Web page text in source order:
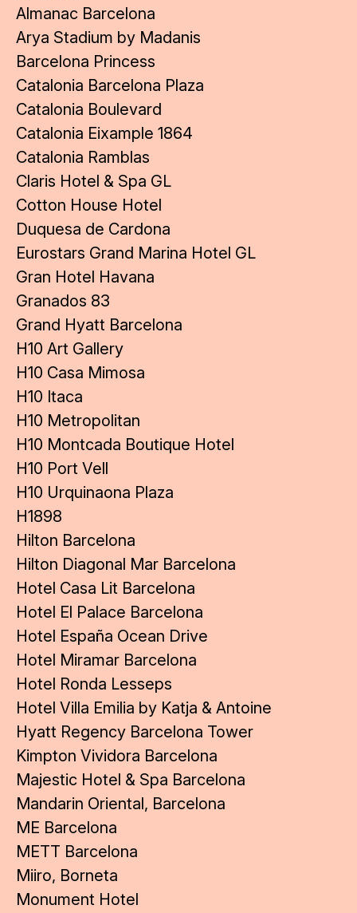
Almanac Barcelona
Arya Stadium by Madanis
Barcelona Princess
Catalonia Barcelona Plaza
Catalonia Boulevard
Catalonia Eixample 1864
Catalonia Ramblas
Claris Hotel & Spa GL
Cotton House Hotel
Duquesa de Cardona
Eurostars Grand Marina Hotel GL
Gran Hotel Havana
Granados 83
Grand Hyatt Barcelona
H10 Art Gallery
H10 Casa Mimosa
H10 Itaca
H10 Metropolitan
H10 Montcada Boutique Hotel
H10 Port Vell
H10 Urquinaona Plaza
H1898
Hilton Barcelona
Hilton Diagonal Mar Barcelona
Hotel Casa Lit Barcelona
Hotel El Palace Barcelona
Hotel España Ocean Drive
Hotel Miramar Barcelona
Hotel Ronda Lesseps
Hotel Villa Emilia by Katja & Antoine
Hyatt Regency Barcelona Tower
Kimpton Vividora Barcelona
Majestic Hotel & Spa Barcelona
Mandarin Oriental, Barcelona
ME Barcelona
METT Barcelona
Miiro, Borneta
Monument Hotel